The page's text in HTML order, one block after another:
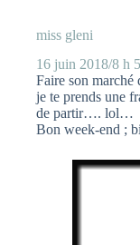
miss gleni
16 juin 2018/8 h
Faire son marché
je te prends une
de partir…. lol…
Bon week-end ;